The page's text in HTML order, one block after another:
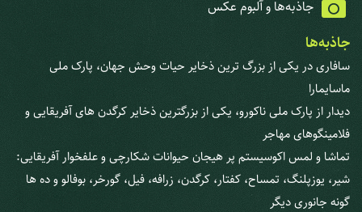
جاذبه‌ها و آلبوم عکس
جاذبه‌ها
سافاری در یکی از بزرگ ‎ترین ذخایر حیات وحش جهان، پارک ملی
ماسایمارا
دیدار از پارک ملی ناکورو، یکی از بزرگترین ذخایر کرگدن های آفریقایی و
فلامینگوهای مهاجر
تماشا و لمس اکوسیستم پر هیجان حیوانات شکارچی و علفخوار آفریقایی:
شیر، یوزپلنگ، تمساح، کفتار، کرگدن، زرافه، فیل، گورخر، بوفالو و ده ها
گونه جانوری دیگر